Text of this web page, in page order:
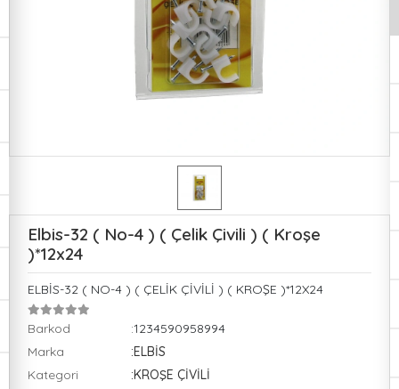
Elbis-32 ( No-4 ) ( Çelik Çivili ) ( Kroşe
)*12x24
ELBİS-32 ( NO-4 ) ( ÇELİK ÇİVİLİ ) ( KROŞE )*12X24
Barkod
:1234590958994
Marka
:ELBİS
Kategori
:KROŞE ÇİVİLİ